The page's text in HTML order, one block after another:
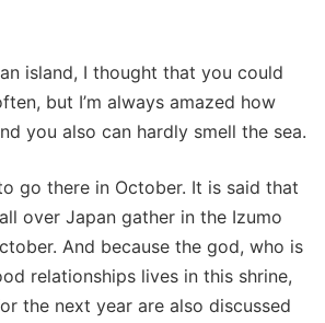
island, I thought that you could
but I’m always amazed how
you also can hardly smell the sea.
go there in October. It is said that
over Japan gather in the Izumo
And because the god, who is
relationships lives in this shrine,
the next year are also discussed